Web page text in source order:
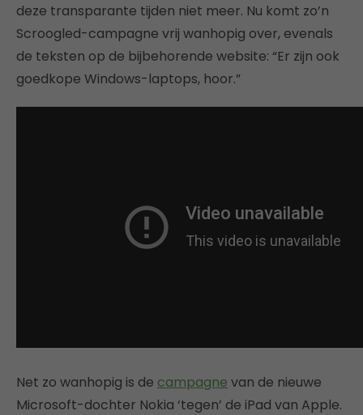
deze transparante tijden niet meer. Nu komt zo’n
Scroogled-campagne vrij wanhopig over, evenals
de teksten op de bijbehorende website: “Er zijn ook
goedkope Windows-laptops, hoor.”
Net zo wanhopig is de campagne van de nieuwe
Microsoft-dochter Nokia ‘tegen’ de iPad van Apple.